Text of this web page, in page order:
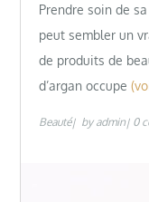
Prendre soin de
peut sembler un
de produits de
d’argan occupe
Beauté by admin 0